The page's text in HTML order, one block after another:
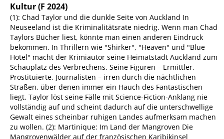
Kultur(F 2024)
(1): Chad Taylor und die dunkle Seite von Auckland In
Neuseeland ist die Kriminalitätsrate niedrig. Wenn man Chad
Taylors Bücher liest, könnte man einen anderen Eindruck
bekommen. In Thrillern wie "Shirker", "Heaven" und "Blue
Hotel" macht der Krimiautor seine Heimatstadt Auckland zum
Schauplatz des Verbrechens. Seine Figuren – Ermittler,
Prostituierte, Journalisten – irren durch die nächtlichen
Straßen, über denen immer ein Hauch des Fantastischen
liegt. Taylor löst seine Fälle mit Science-Fiction-Anklang nie
vollständig auf und scheint dadurch auf die unterschwellige
Gewalt eines scheinbar ruhigen Landes aufmerksam machen
zu wollen. (2): Martinique: Im Land der Mangroven Die
Mangrovenwälder auf der französischen Karibikinsel